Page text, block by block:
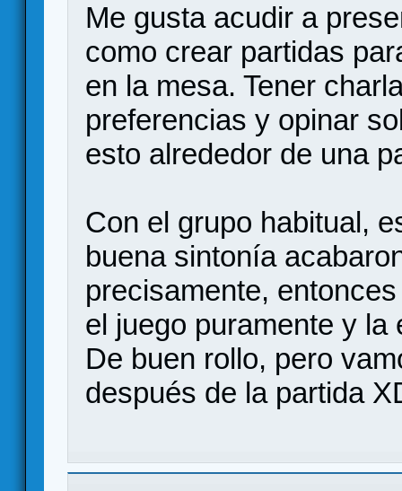
Me gusta acudir a
como crear partidas
en la mesa. Tener
preferencias y opinar
esto alrededor de una
Con el grupo habitual,
buena sintonía
precisamente,
el juego puramente y
De buen rollo, pero
después de la partida